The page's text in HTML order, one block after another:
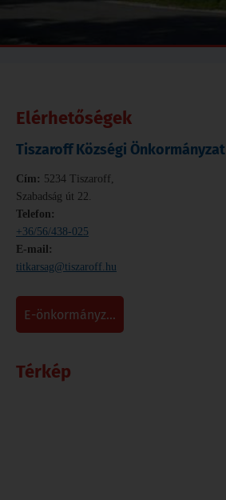
Elérhetőségek
Tiszaroff Községi Önkormányzat
Cím: 5234 Tiszaroff,
Szabadság út 22.
Telefon:
+36/56/438-025
E-mail:
titkarsag@tiszaroff.hu
e-önkormányz...
Térkép